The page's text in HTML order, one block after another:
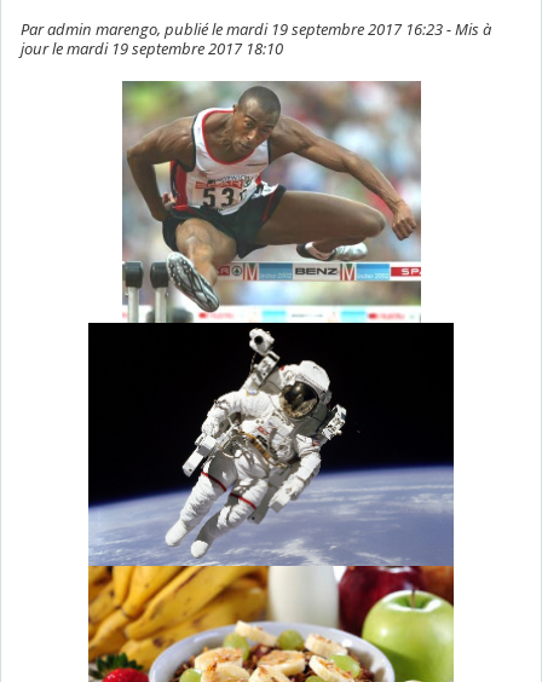
Par admin marengo, publié le mardi 19 septembre 2017 16:23 - Mis à
jour le mardi 19 septembre 2017 18:10